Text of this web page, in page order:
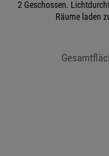
2 Geschossen.
Räume laden